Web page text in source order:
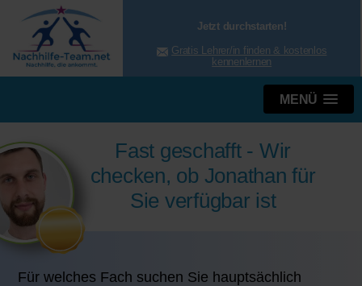
Jetzt durchstarten!
Gratis Lehrer/in finden & kostenlos
kennenlernen
MENÜ
Fast geschafft - Wir
checken, ob Jonathan für
Sie verfügbar ist
Für welches Fach suchen Sie hauptsächlich